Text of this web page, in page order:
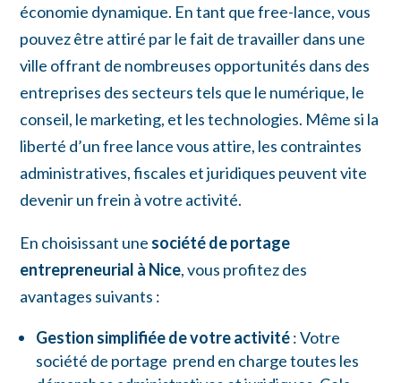
économie dynamique. En tant que free-lance, vous
pouvez être attiré par le fait de travailler dans une
ville offrant de nombreuses opportunités dans des
entreprises des secteurs tels que le numérique, le
conseil, le marketing, et les technologies. Même si la
liberté d’un free lance vous attire, les contraintes
administratives, fiscales et juridiques peuvent vite
devenir un frein à votre activité.
En choisissant une société de portage
entrepreneurial à Nice, vous profitez des
avantages suivants :
Gestion simplifiée de votre activité: Votre
société de portage prend en charge toutes les